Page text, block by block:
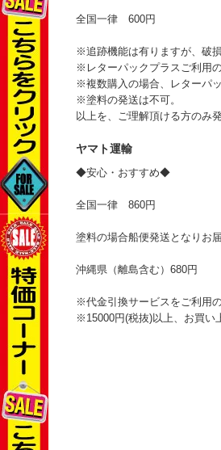
全国一律 600円
※追跡機能は有りますが、破
※レターパックプラスご利用
※複数購入の場合、レターパ
※塗料の発送は不可。
以上を、ご理解頂ける方のみ
ヤマト運輸
◆安心・おすすめ◆
全国一律 860円
塗料の場合船便発送となりお
沖縄県（離島含む）680円
※代金引換サービスをご利用
※15000円(税抜)以上、お買い